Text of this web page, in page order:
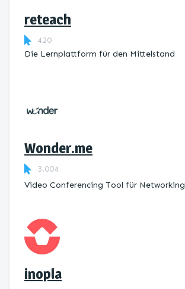
reteach
420
Die Lernplattform ​für den Mittelstand
Wonder.me
3.004
Video Conferencing Tool für Networking
inopla